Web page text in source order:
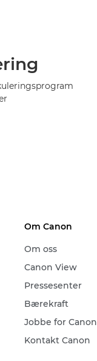
Om Canon
Om oss
Canon View
Pressesenter
Bærekraft
Jobbe for Canon
Kontakt Canon